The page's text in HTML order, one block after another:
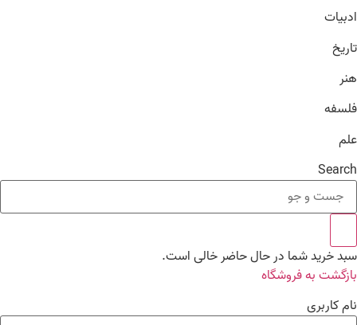
ادبیات
تاریخ
هنر
فلسفه
علم
Search
سبد خرید شما در حال حاضر خالی است.
بازگشت به فروشگاه
نام کاربری